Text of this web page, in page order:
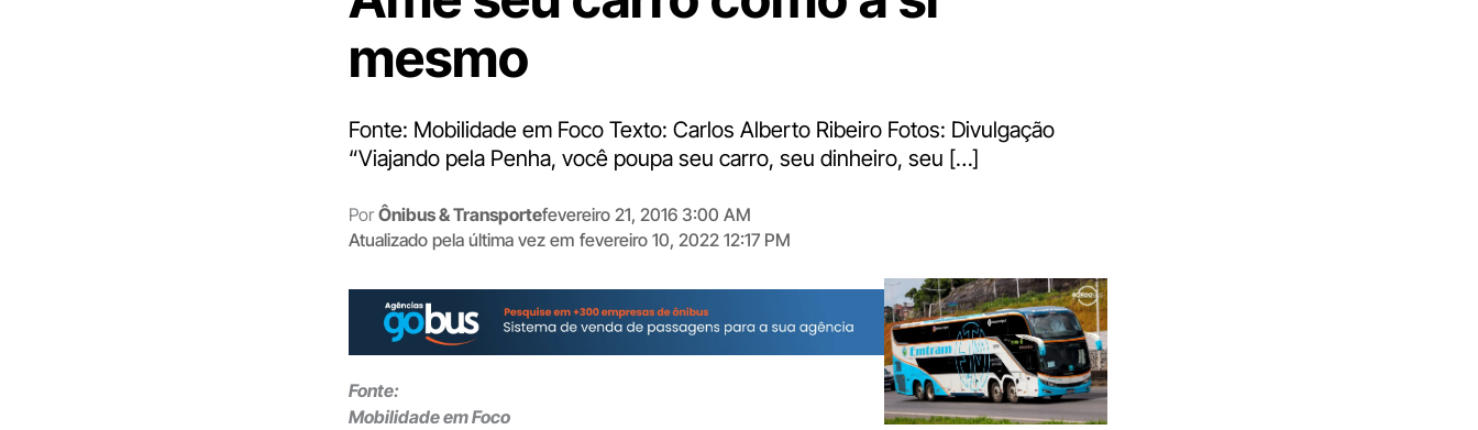
mesmo
Fonte: Mobilidade em Foco Texto: Carlos Alberto Ribeiro Fotos: Divulgação
“Viajando pela Penha, você poupa seu carro, seu dinheiro, seu […]
Por Ônibus & Transportefevereiro 21, 2016 3:00 AM
Atualizado pela última vez em fevereiro 10, 2022 12:17 PM
Fonte:
Mobilidade em Foco
Digite
aqui
o
seu
e-
mail